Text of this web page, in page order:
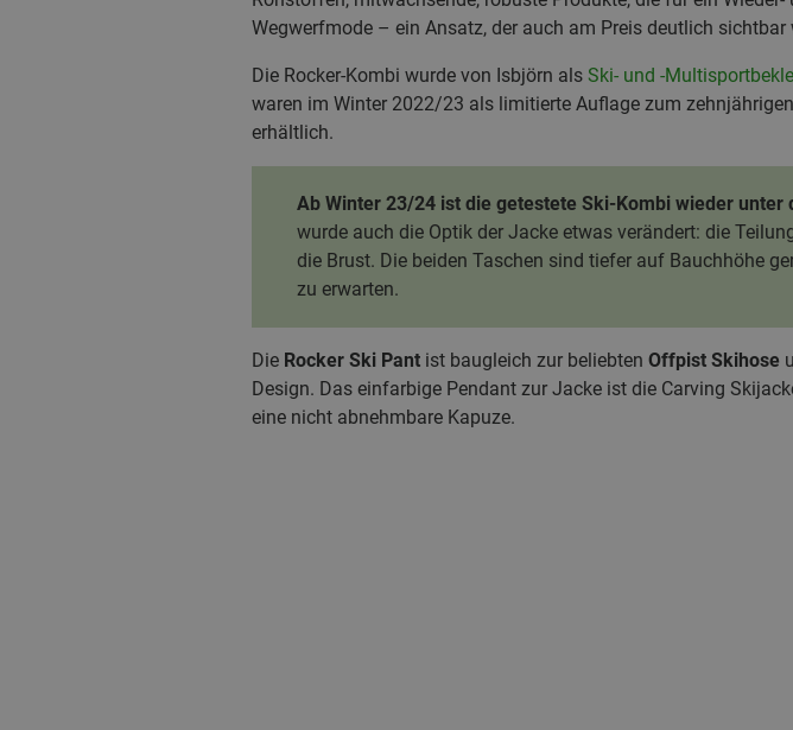
Wegwerfmode – ein Ansatz, der auch am Preis deutlich sichtbar
Die Rocker-Kombi wurde von Isbjörn als Ski- und -
waren im Winter 2022/23 als limitierte Auflage zum
erhältlich.
Ab Winter 23/24 ist die getestete Ski-Kombi wieder unter
wurde auch die Optik der Jacke etwas verändert: die
die Brust. Die beiden Taschen sind tiefer auf Bauchhöhe
zu erwarten.
Die Rocker Ski Pantist baugleich zur beliebten Offpist Skihose
Design. Das einfarbige Pendant zur Jacke ist die Carving
eine nicht abnehmbare Kapuze.